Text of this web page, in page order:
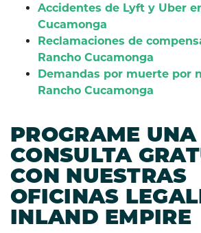
Accidentes de Lyft y Uber
Cucamonga
Reclamaciones de
Rancho Cucamonga
Demandas por muerte por
Rancho Cucamonga
PROGRAME UNA
CONSULTA
CON NUESTRAS
OFICINAS
INLAND EMPIRE